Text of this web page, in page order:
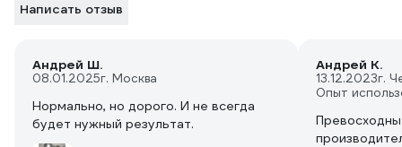
Написать отзыв
Андрей Ш.
08.01.2025г. Москва
Нормально, но дорого. И не всегда
будет нужный результат.
Андрей К.
13.12.2023г.
Опыт